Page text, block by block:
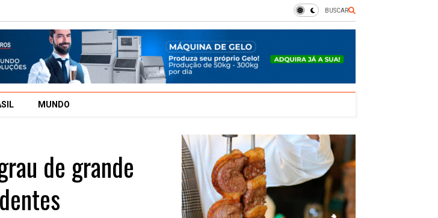
BUSCAR
MUNDO
de grande